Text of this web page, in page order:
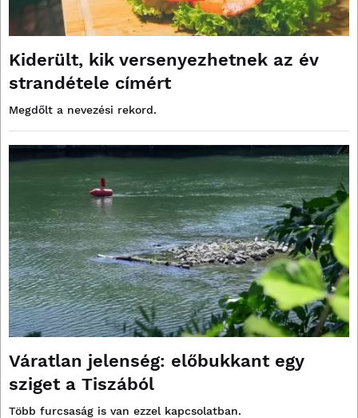
Kiderült, kik versenyezhetnek az év
strandétele címért
Megdőlt a nevezési rekord.
Váratlan jelenség: előbukkant egy
sziget a Tiszából
Több furcsaság is van ezzel kapcsolatban.